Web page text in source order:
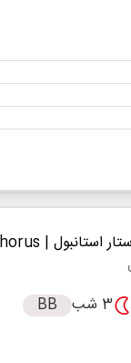
استانبول | Grand Star Hotel Bosphorus
3 شب BB